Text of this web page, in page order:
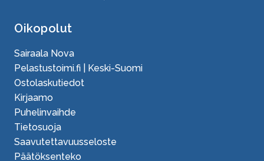
Oikopolut
Sairaala Nova
Pelastustoimi.fi | Keski-Suomi
Ostolaskutiedot
Kirjaamo
Puhelinvaihde
Tietosuoja
Saavutettavuusseloste
Päätöksenteko